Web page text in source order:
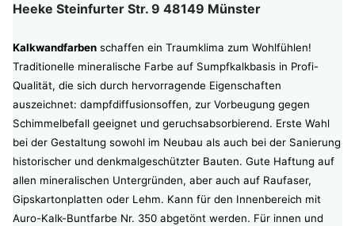
Heeke Steinfurter Str. 9 48149 Münster
Kalkwandfarben schaffen ein Traumklima zum Wohlfühlen!
Traditionelle mineralische Farbe auf Sumpfkalkbasis in Profi-
Qualität, die sich durch hervorragende Eigenschaften
auszeichnet: dampfdiffusionsoffen, zur Vorbeugung gegen
Schimmelbefall geeignet und geruchsabsorbierend. Erste Wahl
bei der Gestaltung sowohl im Neubau als auch bei der Sanierung
historischer und denkmalgeschützter Bauten. Gute Haftung auf
allen mineralischen Untergründen, aber auch auf Raufaser,
Gipskartonplatten oder Lehm. Kann für den Innenbereich mit
Auro-Kalk-Buntfarbe Nr. 350 abgetönt werden. Für innen und